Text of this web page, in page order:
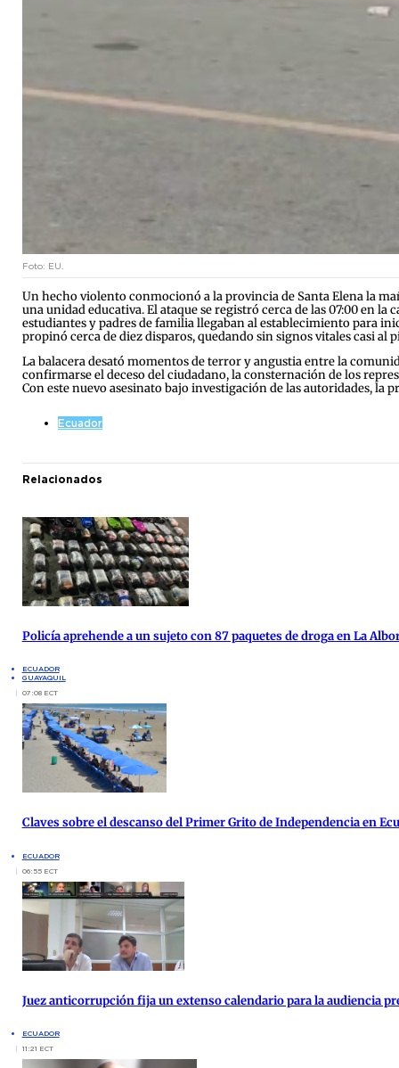
Foto: EU.
Un hecho violento conmocionó a la provincia de Santa Elena la
una unidad educativa. El ataque se registró cerca de las 07:00 en
estudiantes y padres de familia llegaban al establecimiento para
propinó cerca de diez disparos, quedando sin signos vitales casi
La balacera desató momentos de terror y angustia entre la
confirmarse el deceso del ciudadano, la consternación de los
Con este nuevo asesinato bajo investigación de las autoridades, la
Ecuador
Relacionados
Policía aprehende a un sujeto con 87 paquetes de droga en La
ECUADOR
GUAYAQUIL
07:08 ECT
Claves sobre el descanso del Primer Grito de Independencia en
ECUADOR
06:55 ECT
Juez anticorrupción fija un extenso calendario para la audiencia
ECUADOR
11:21 ECT